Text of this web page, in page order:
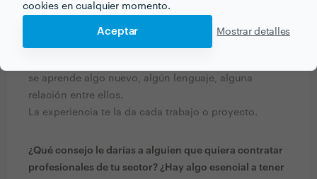
cookies en cualquier momento.
Aceptar Mostrar detalles
relacionadas con tu trabajo?
se aprende algo nuevo, algún lenguaje, alguna
relación entre ellos.
La experiencia te la da cada trabajo o proyecto.
¿Qué consejo le darías a alguien que quiera contratar
profesionales de tu sector? ¿Hay algo esencial a tener